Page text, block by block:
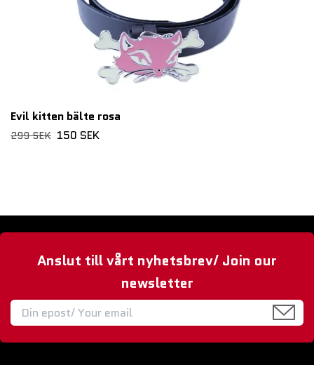
Evil kitten bälte rosa
299 SEK 150 SEK
Anslut till vårt nyhetsbrev/ Join our
newsletter